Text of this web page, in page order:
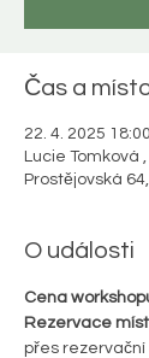
Čas a
22. 4. 2025
Lucie Tomková
Prostějovská
O události
Cena
Rezervace
přes